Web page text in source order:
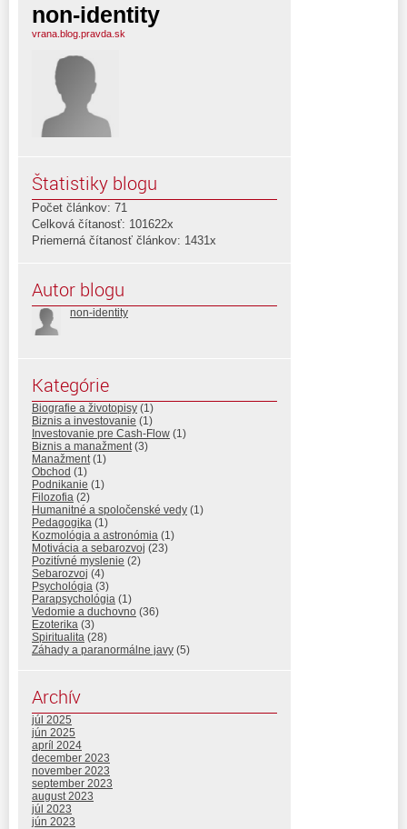
non-identity
vrana.blog.pravda.sk
Štatistiky blogu
Počet článkov: 71
Celková čítanosť: 101622x
Priemerná čítanosť článkov: 1431x
Autor blogu
non-identity
Kategórie
Biografie a životopisy (1)
Biznis a investovanie (1)
Investovanie pre Cash-Flow (1)
Biznis a manažment (3)
Manažment (1)
Obchod (1)
Podnikanie (1)
Filozofia (2)
Humanitné a spoločenské vedy (1)
Pedagogika (1)
Kozmológia a astronómia (1)
Motivácia a sebarozvoj (23)
Pozitívné myslenie (2)
Sebarozvoj (4)
Psychológia (3)
Parapsychológia (1)
Vedomie a duchovno (36)
Ezoterika (3)
Spiritualita (28)
Záhady a paranormálne javy (5)
Archív
júl 2025
jún 2025
apríl 2024
december 2023
november 2023
september 2023
august 2023
júl 2023
jún 2023